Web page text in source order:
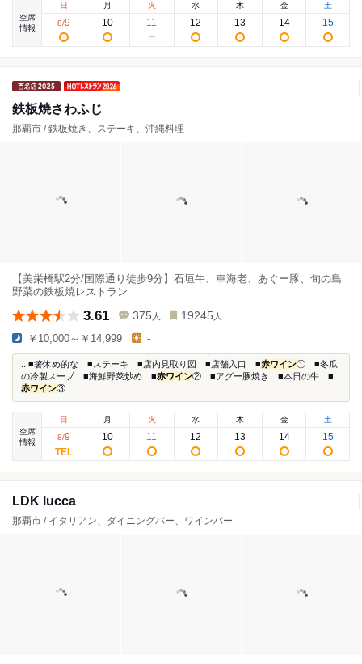
空席
情報
日
8/9
月
10
火
11
水
12
木
13
金
14
土
15
鉄板焼さわふじ
那覇市 / 鉄板焼き、ステーキ、沖縄料理
【美栄橋駅2分/国際通り徒歩9分】石垣牛、車海老、あぐー豚、旬の島
野菜の鉄板焼レストラン
3.61 375 人 19245 人
￥10,000～￥14,999 -
...■箸休め的な ■ステーキ ■店内見取り図 ■店舗入口 ■赤ワイン① ■冬瓜
の冷製スープ ■海鮮野菜炒め ■赤ワイン② ■アグー豚焼き ■本日の牛 ■
赤ワイン③...
空席
情報
日
8/9
月
10
火
11
水
12
木
13
金
14
土
15
LDK lucca
那覇市 / イタリアン、ダイニングバー、ワインバー